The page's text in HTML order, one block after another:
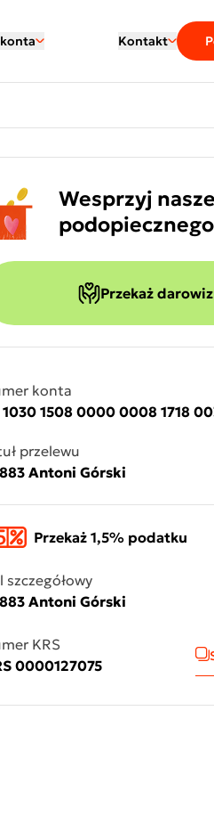
Kontakt
Wesprzyj
Przekaż
konta
1030 1508 0000 0008 1718
przelewu
Antoni Górski
Przekaż 1,5% podatku
szczegółowy
Antoni Górski
KRS
0000127075